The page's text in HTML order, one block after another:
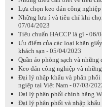
Lựa chọn keo dán công
Những lưu í và tiêu chí khi
07/04/2023
Tiêu chuẩn HACCP là gì - 06/
Ưu điểm của các loại khăn
khách sạn - 05/04/2023
Quần áo phòng sạch và
Keo dán công nghiệp và
Đại lý nhập khẩu và phân phối
ngiệp tại Việt Nam - 07/03/
Đại lý phân phối chính hãng
Đại lý phân phối và nhập